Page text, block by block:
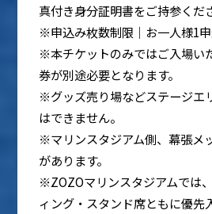
真付き身分証明書をご持参くだ
※申込み枚数制限｜お一人様1申
※本チケットのみではご入場い
券が別途必要となります。
※グッズ売り場などステージエ
はできません。
※マリンスタジアム側、幕張メ
があります。
※ZOZOマリンスタジアムでは
ィング・スタンド席ともに優先